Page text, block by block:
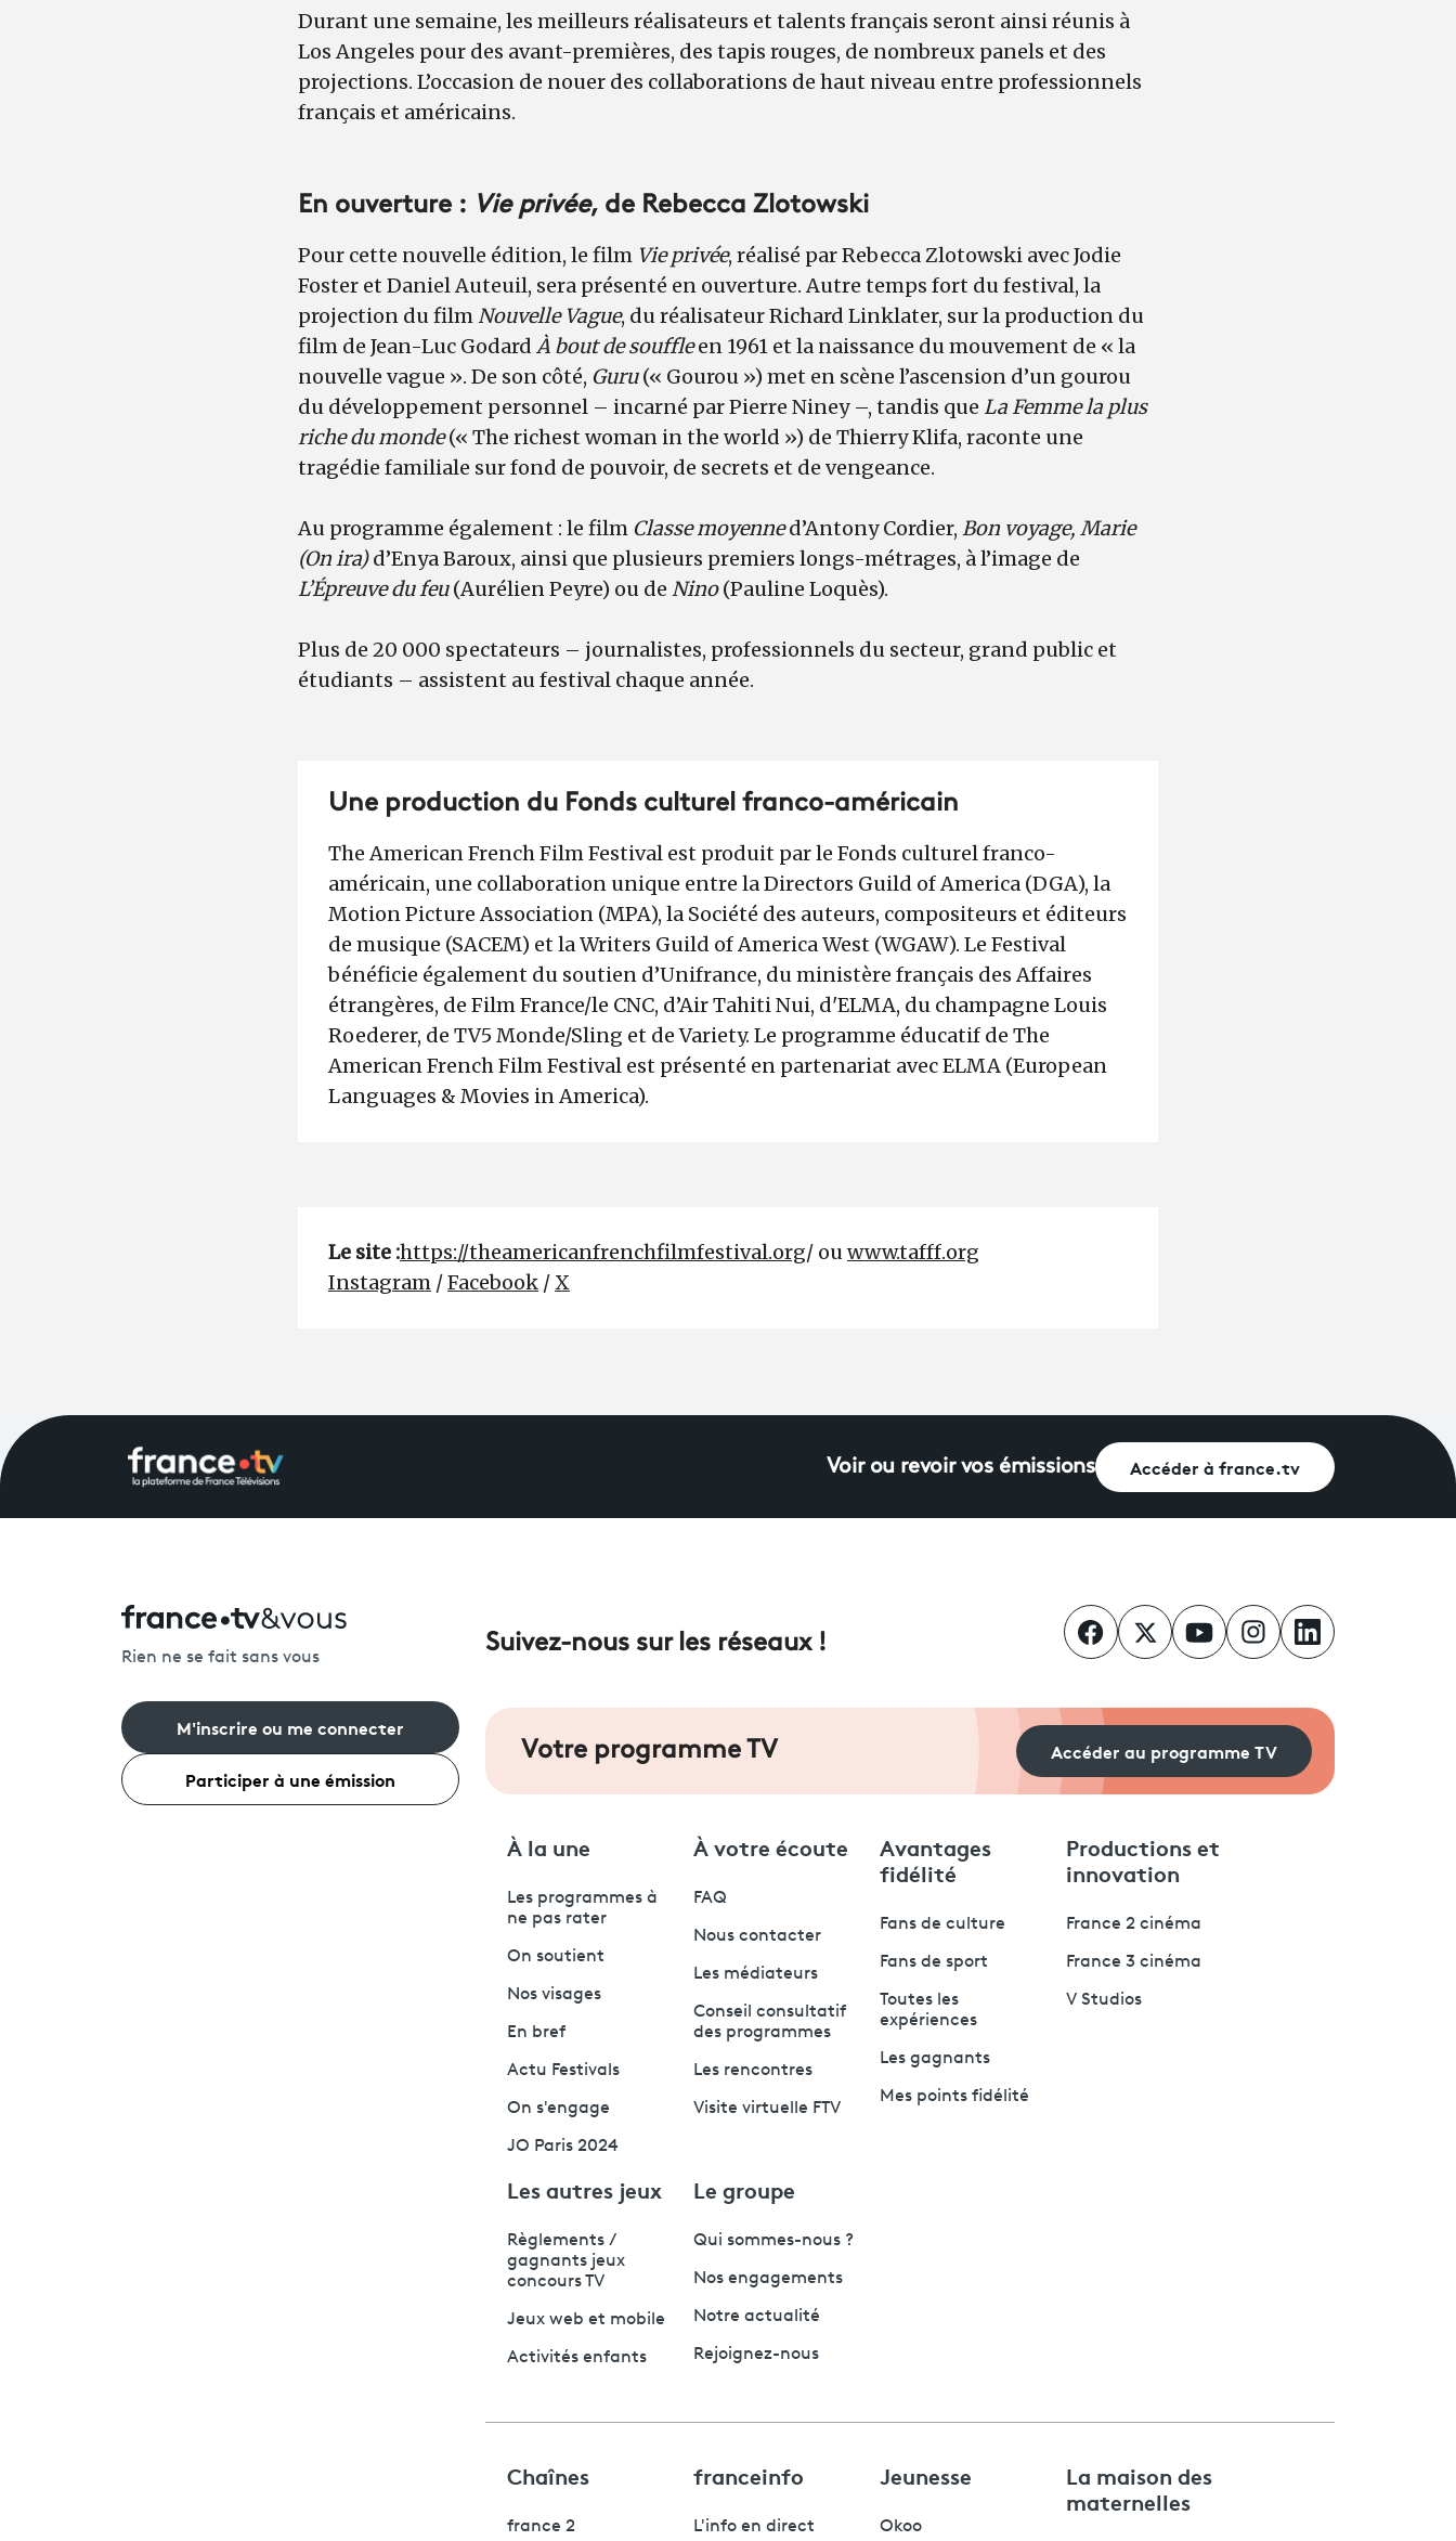
Durant une semaine, les meilleurs réalisateurs et talents français seront ainsi réunis à
Los Angeles pour des avant-premières, des tapis rouges, de nombreux panels et des
projections. L’occasion de nouer des collaborations de haut niveau entre professionnels
français et américains.
En ouverture : Vie privée, de Rebecca Zlotowski
Pour cette nouvelle édition, le film Vie privée, réalisé par Rebecca Zlotowski avec Jodie
Foster et Daniel Auteuil, sera présenté en ouverture. Autre temps fort du festival, la
projection du filmNouvelle Vague, du réalisateur Richard Linklater, sur la production du
film de Jean-Luc Godard À bout de souffleen 1961 et la naissance du mouvement de « la
nouvelle vague ». De son côté, Guru(« Gourou ») met en scène l’ascension d’un gourou
du développement personnel – incarné par Pierre Niney –, tandis que La Femme la plus
riche du monde(« The richest woman in the world ») de Thierry Klifa, raconte une
tragédie familiale sur fond de pouvoir, de secrets et de vengeance.
Au programme également : le film Classe moyenned’Antony Cordier, Bon voyage, Marie
(On ira)d’Enya Baroux, ainsi que plusieurs premiers longs-métrages, à l’image de
L’Épreuve du feu(Aurélien Peyre) ou de Nino(Pauline Loquès).
Plus de 20 000 spectateurs – journalistes, professionnels du secteur, grand public et
étudiants – assistent au festival chaque année.
Une production du Fonds culturel franco-américain
The American French Film Festival est produit par le Fonds culturel franco-
américain, une collaboration unique entre la Directors Guild of America (DGA), la
Motion Picture Association (MPA), la Société des auteurs, compositeurs et éditeurs
de musique (SACEM) et la Writers Guild of America West (WGAW). Le Festival
bénéficie également du soutien d’Unifrance, du ministère français des Affaires
étrangères, de Film France/le CNC, d’Air Tahiti Nui, d'ELMA, du champagne Louis
Roederer, de TV5 Monde/Sling et de Variety. Le programme éducatif de The
American French Film Festival est présenté en partenariat avec ELMA (European
Languages & Movies in America).
Le site :https://theamericanfrenchfilmfestival.org/ ouwww.tafff.org
Instagram /Facebook /X
Voir ou revoir vos émissions Accéder à france.tv
Rien ne se fait sans vous
M'inscrire ou me connecter
Participer à une émission
Suivez-nous sur les réseaux !
Votre programme TV Accéder au programme TV
À la une
Les programmes à
ne pas rater
On soutient
Nos visages
En bref
Actu Festivals
On s'engage
JO Paris 2024
À votre écoute
FAQ
Nous contacter
Les médiateurs
Conseil consultatif
des programmes
Les rencontres
Visite virtuelle FTV
Avantages
fidélité
Fans de culture
Fans de sport
Toutes les
expériences
Les gagnants
Mes points fidélité
Productions et
innovation
France 2 cinéma
France 3 cinéma
V Studios
Les autres jeux
Règlements /
gagnants jeux
concours TV
Jeux web et mobile
Activités enfants
Le groupe
Qui sommes-nous ?
Nos engagements
Notre actualité
Rejoignez-nous
Chaînes
france 2
franceinfo
L'info en direct
Jeunesse
Okoo
La maison des
maternelles